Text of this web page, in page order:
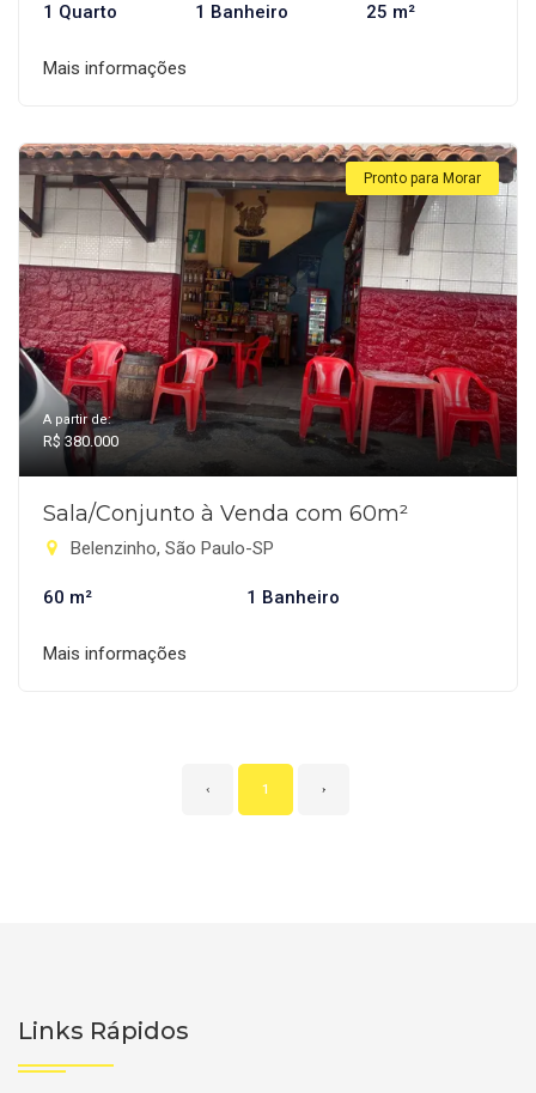
1 Quarto 1 Banheiro 25 m²
Mais informações
Pronto para Morar
A partir de:
R$ 380.000
Sala/Conjunto à Venda com 60m²
Belenzinho, São Paulo-SP
60 m² 1 Banheiro
Mais informações
‹ 1 ›
Links Rápidos